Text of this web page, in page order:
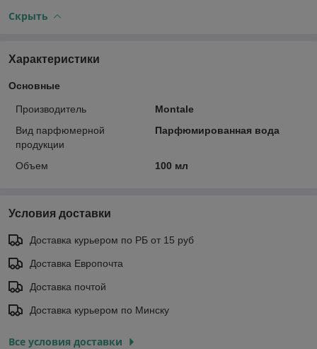
Скрыть
Характеристики
Основные
Производитель
Montale
Вид парфюмерной
продукции
Парфюмированная вода
Объем 100 мл
Условия доставки
Доставка курьером по РБ от 15 руб
Доставка Европочта
Доставка почтой
Доставка курьером по Минску
Все условия доставки